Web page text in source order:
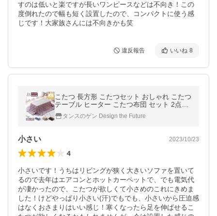
すのは低いと楽ですが長いワンピースなどは不向き！この
度倒れたので幅も短く設置したので、コンパクトに使う感
じです！大家族さんには不向きかも笑
違反報告 いいね 8
こたつ 長方形 こたつセット おしゃれ こたつ
テーブル ヒーター こたつ布団 セット 2点セ
ット コタツ 掛け布団 洗える 2点セット
タンスのゲン Design the Future
小さい 2023/10/23
4
小さいです！うちはリビングが狭く大きいソファを置いて
るので去年はエアコンとホットカーペットで、でも電気代
が凄かったので、こたつが欲しくて小さめのこれにきめま
した！けどやっぱり小さい(汗)でもでも、小さいから圧迫感
はなくおさまりはいい感じ！寒くなったら足を伸ばせるこ